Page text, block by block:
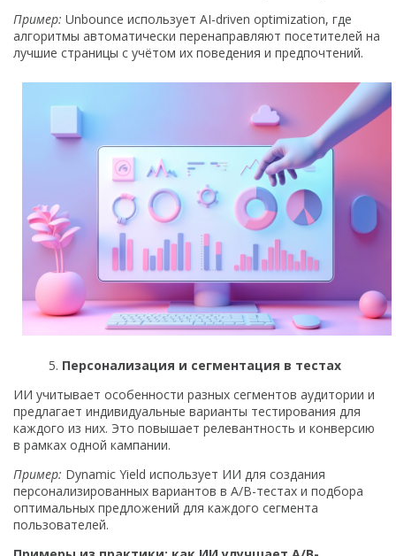
Пример: Unbounce использует AI-driven optimization, где
алгоритмы автоматически перенаправляют посетителей на
лучшие страницы с учётом их поведения и предпочтений.
Персонализация и сегментация в тестах
ИИ учитывает особенности разных сегментов аудитории и
предлагает индивидуальные варианты тестирования для
каждого из них. Это повышает релевантность и конверсию
в рамках одной кампании.
Пример: Dynamic Yield использует ИИ для создания
персонализированных вариантов в A/B-тестах и подбора
оптимальных предложений для каждого сегмента
пользователей.